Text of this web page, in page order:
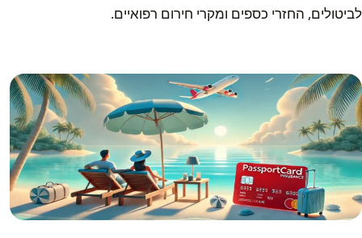
לביטולים, החזרי כספים ומקרי חירום רפואיים.